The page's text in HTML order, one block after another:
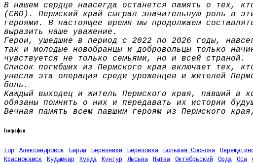
В нашем сердце навсегда останется память о тех,
(СВО). Пермский край сыграл значительную роль в
героями. В настоящее время мы продолжаем
выразить наше уважение.
Герои, ушедшие в период с 2022 по 2026 годы,
так и молодые новобранцы и добровольцы только
чувствуется не только семьями, но и всей страной.
Список погибших из Пермского края включает тех,
унесла эта операция среди уроженцев и жителей
боль.
Каждый выходец и житель Пермского края, павший в
обязаны помнить о них и передавать их истории
Вечная память всем павшим героям из Пермского
География
top Александровск Барда Березники Березовка Большая Соснова
Краснокамск
Кудымкар Куеда Кунгур Лысьва Нытва Октябрьский Орда Оса